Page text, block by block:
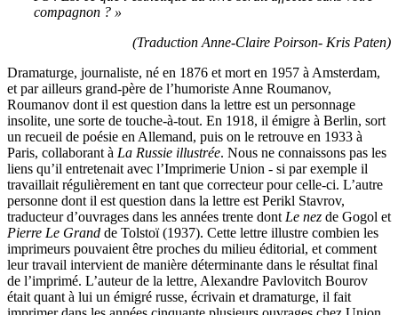
compagnon ? »
(Traduction Anne-Claire Poirson- Kris Paten)
Dramaturge, journaliste, né en 1876 et mort en 1957 à Amsterdam,
et par ailleurs grand-père de l’humoriste Anne Roumanov,
Roumanov dont il est question dans la lettre est un personnage
insolite, une sorte de touche-à-tout. En 1918, il émigre à Berlin, sort
un recueil de poésie en Allemand, puis on le retrouve en 1933 à
Paris, collaborant à La Russie illustrée. Nous ne connaissons pas les
liens qu’il entretenait avec l’Imprimerie Union - si par exemple il
travaillait régulièrement en tant que correcteur pour celle-ci. L’autre
personne dont il est question dans la lettre est Perikl Stavrov,
traducteur d’ouvrages dans les années trente dont Le nez de Gogol et
Pierre Le Grand de Tolstoï (1937). Cette lettre illustre combien les
imprimeurs pouvaient être proches du milieu éditorial, et comment
leur travail intervient de manière déterminante dans le résultat final
de l’imprimé. L’auteur de la lettre, Alexandre Pavlovitch Bourov
était quant à lui un émigré russe, écrivain et dramaturge, il fait